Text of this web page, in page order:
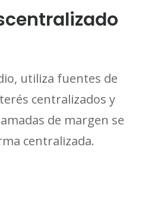
utiliza fuentes de
centralizados y
de margen se
centralizada.